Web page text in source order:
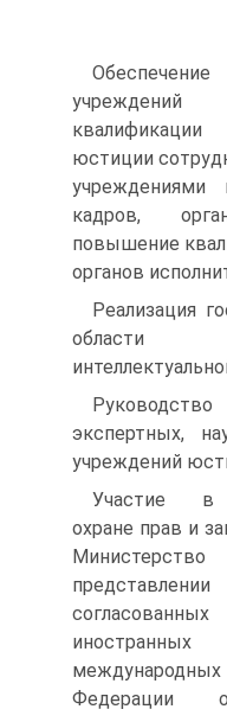
учреждений
юстиции
учреждениями
кадров,
повышение
органов
Реализация
области
экспертных,
учреждений
Участие в
охране прав и
Федерации